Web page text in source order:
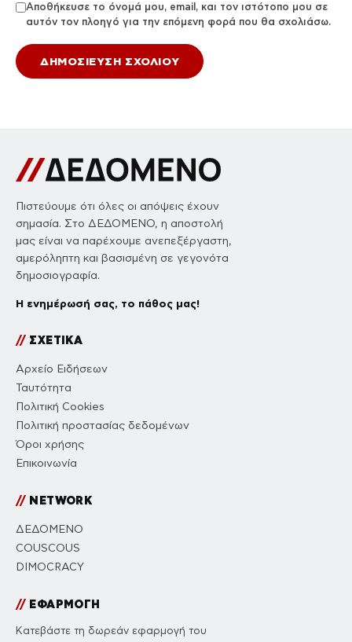
Αποθήκευσε το όνομά μου, email, και τον ιστότοπο μου σε
αυτόν τον πλοηγό για την επόμενη φορά που θα σχολιάσω.
Πιστεύουμε ότι όλες οι απόψεις έχουν
σημασία. Στο ΔΕΔΟΜΕΝΟ, η αποστολή
μας είναι να παρέχουμε ανεπεξέργαστη,
αμερόληπτη και βασισμένη σε γεγονότα
δημοσιογραφία.
Η ενημέρωσή σας, το πάθος μας!
//ΣΧΕΤΙΚΑ
Αρχείο Ειδήσεων
Ταυτότητα
Πολιτική Cookies
Πολιτική προστασίας δεδομένων
Όροι χρήσης
Επικοινωνία
//NETWORK
ΔΕΔΟΜΕΝΟ
COUSCOUS
DIMOCRACY
//ΕΦΑΡΜΟΓΗ
Κατεβάστε τη δωρεάν εφαρμογή του